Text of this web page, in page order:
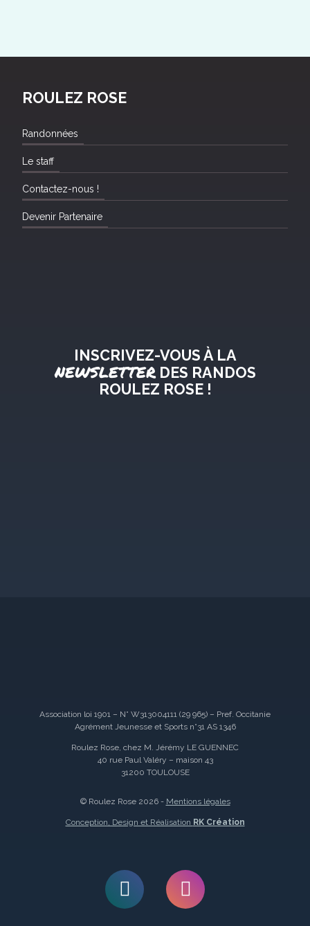
ROULEZ ROSE
Randonnées
Le staff
Contactez-nous !
Devenir Partenaire
INSCRIVEZ-VOUS À LA
NEWSLETTERDES RANDOS
ROULEZ ROSE !
Association loi 1901 – N° W313004111 (29 965) – Pref. Occitanie
Agrément Jeunesse et Sports n°31 AS 1346
Roulez Rose, chez M. Jérémy LE GUENNEC
40 rue Paul Valéry – maison 43
31200 TOULOUSE
© Roulez Rose 2026 - Mentions légales
Conception, Design et Réalisation RK Création